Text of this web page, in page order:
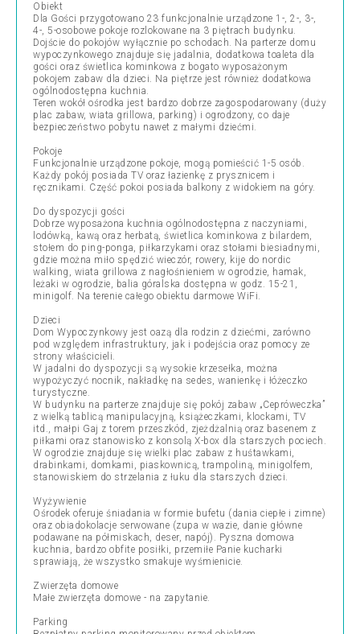
Obiekt
Dla Gości przygotowano 23 funkcjonalnie urządzone 1-, 2-, 3-,
4-, 5-osobowe pokoje rozlokowane na 3 piętrach budynku.
Dojście do pokojów wyłącznie po schodach. Na parterze domu
wypoczynkowego znajduje się jadalnia, dodatkowa toaleta dla
gości oraz świetlica kominkowa z bogato wyposażonym
pokojem zabaw dla dzieci. Na piętrze jest również dodatkowa
ogólnodostępna kuchnia.
Teren wokół ośrodka jest bardzo dobrze zagospodarowany (duży
plac zabaw, wiata grillowa, parking) i ogrodzony, co daje
bezpieczeństwo pobytu nawet z małymi dziećmi.
Pokoje
Funkcjonalnie urządzone pokoje, mogą pomieścić 1-5 osób.
Każdy pokój posiada TV oraz łazienkę z prysznicem i
ręcznikami. Część pokoi posiada balkony z widokiem na góry.
Do dyspozycji gości
Dobrze wyposażona kuchnia ogólnodostępna z naczyniami,
lodówką, kawą oraz herbatą, świetlica kominkowa z bilardem,
stołem do ping-ponga, piłkarzykami oraz stołami biesiadnymi,
gdzie można miło spędzić wieczór, rowery, kije do nordic
walking, wiata grillowa z nagłośnieniem w ogrodzie, hamak,
leżaki w ogrodzie, balia góralska dostępna w godz. 15-21,
minigolf. Na terenie całego obiektu darmowe WiFi.
Dzieci
Dom Wypoczynkowy jest oazą dla rodzin z dziećmi, zarówno
pod względem infrastruktury, jak i podejścia oraz pomocy ze
strony właścicieli.
W jadalni do dyspozycji są wysokie krzesełka, można
wypożyczyć nocnik, nakładkę na sedes, wanienkę i łóżeczko
turystyczne.
W budynku na parterze znajduje się pokój zabaw „Cepróweczka”
z wielką tablicą manipulacyjną, książeczkami, klockami, TV
itd., małpi Gaj z torem przeszkód, zjeżdżalnią oraz basenem z
piłkami oraz stanowisko z konsolą X-box dla starszych pociech.
W ogrodzie znajduje się wielki plac zabaw z huśtawkami,
drabinkami, domkami, piaskownicą, trampoliną, minigolfem,
stanowiskiem do strzelania z łuku dla starszych dzieci.
Wyżywienie
Ośrodek oferuje śniadania w formie bufetu (dania ciepłe i zimne)
oraz obiadokolacje serwowane (zupa w wazie, danie główne
podawane na półmiskach, deser, napój). Pyszna domowa
kuchnia, bardzo obfite posiłki, przemiłe Panie kucharki
sprawiają, że wszystko smakuje wyśmienicie.
Zwierzęta domowe
Małe zwierzęta domowe - na zapytanie.
Parking